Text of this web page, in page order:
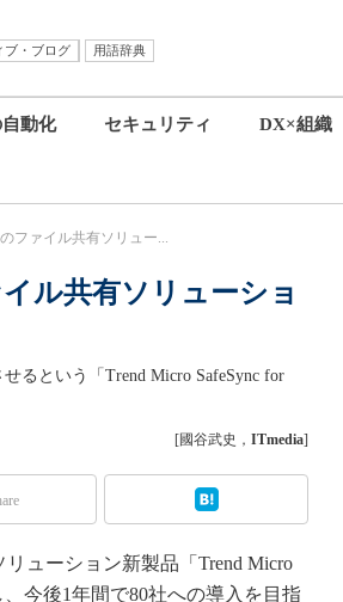
ブ・ブログ
用語辞典
動化 セキュリティ DX×組織
ファイル共有ソリュー...
ル共有ソリューショ
るという「Trend Micro SafeSync for
[國谷武史， ITmedia]
ューション新製品「Trend Micro
、今後1年間で80社への導入を目指